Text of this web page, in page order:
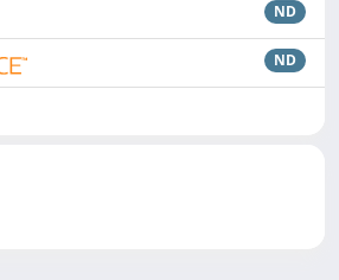
ND
ND